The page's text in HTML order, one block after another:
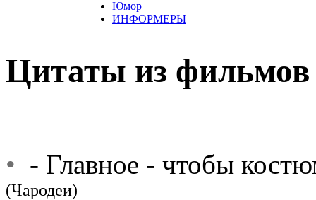
Юмор
ИНФОРМЕРЫ
Цитаты из фильмов
• - Главное - чтобы
(Чародеи)